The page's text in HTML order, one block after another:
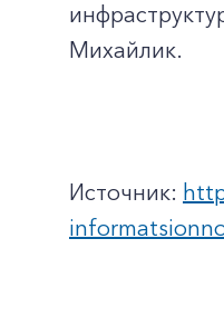
Михайлик.
Источник: